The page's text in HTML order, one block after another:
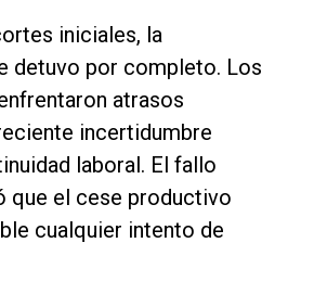
iniciales, la
detuvo por completo. Los
atrasos
incertidumbre
laboral. El fallo
que el cese productivo
cualquier intento de